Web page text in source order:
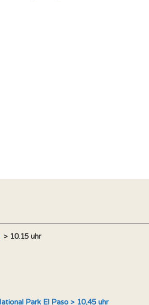
> 10.15 uhr
Park El Paso > 10,45 uhr